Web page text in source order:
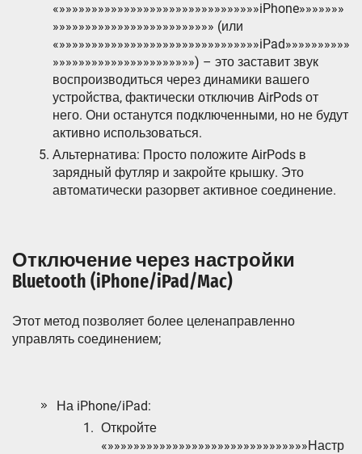
«»»»»»»»»»»»»»»»»»»»»»»»»»»»»»»»iPhone»»»»»»»
»»»»»»»»»»»»»»»»»»»»»»»»» (или
«»»»»»»»»»»»»»»»»»»»»»»»»»»»»»»»iPad»»»»»»»»»»
»»»»»»»»»»»»»»»»»»»»»») – это заставит звук
воспроизводиться через динамики вашего
устройства, фактически отключив AirPods от
него. Они останутся подключенными, но не будут
активно использоваться.
Альтернатива: Просто положите AirPods в
зарядный футляр и закройте крышку. Это
автоматически разорвет активное соединение.
Отключение через настройки
Bluetooth (iPhone/iPad/Mac)
Этот метод позволяет более целенаправленно
управлять соединением;
На iPhone/iPad:
Откройте
«»»»»»»»»»»»»»»»»»»»»»»»»»»»»»»»Настр